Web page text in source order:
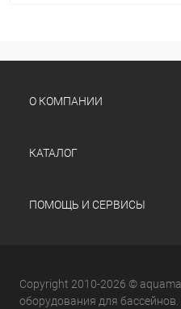
О КОМПАНИИ
КАТАЛОГ
ПОМОЩЬ И СЕРВИСЫ
Copyright 2010-2026 ©
оборудования для